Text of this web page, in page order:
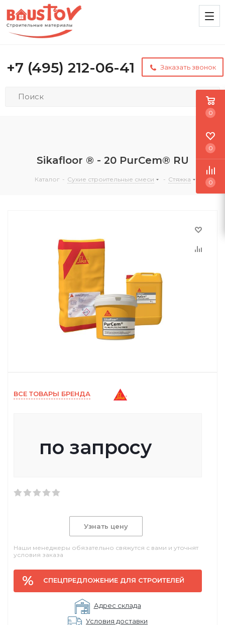
+7 (495) 212-06-41 Заказать звонок
Sikafloor ® - 20 PurCem® RU
Каталог - Сухие строительные смеси - Стяжка
ВСЕ ТОВАРЫ БРЕНДА
по запросу
Узнать цену
Наши менеджеры обязательно свяжутся с вами и уточнят
условия заказа
СПЕЦПРЕДЛОЖЕНИЕ ДЛЯ СТРОИТЕЛЕЙ
Адрес склада
Условия доставки
0
0
0